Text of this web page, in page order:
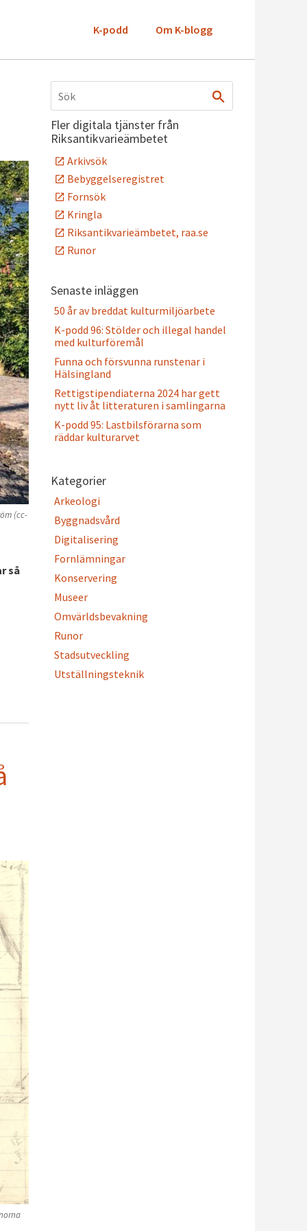
K-podd Om K-blogg
(cc-
så
Fler digitala tjänster från
Riksantikvarieämbetet
Arkivsök
Bebyggelseregistret
Fornsök
Kringla
Riksantikvarieämbetet, raa.se
Runor
Senaste inläggen
50 år av breddat kulturmiljöarbete
K-podd 96: Stölder och illegal handel
med kulturföremål
Funna och försvunna runstenar i
Hälsingland
Rettigstipendiaterna 2024 har gett
nytt liv åt litteraturen i samlingarna
K-podd 95: Lastbilsförarna som
räddar kulturarvet
Kategorier
Arkeologi
Byggnadsvård
Digitalisering
Fornlämningar
Konservering
Museer
Omvärldsbevakning
Runor
Stadsutveckling
Utställningsteknik